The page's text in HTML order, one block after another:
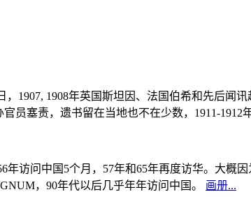
，1907, 1908年英国斯坦因、法国伯希和先后闻
员塞责，遗书留在当地也不在少数，1911-1912
年访问中国5个月，57年和65年再度访华。大
，90年代以后几乎年年访问中国。 画册...